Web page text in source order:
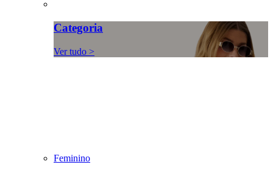
Categoria
Ver tudo >
Feminino